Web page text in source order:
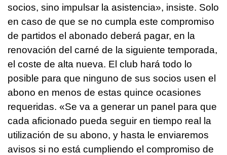
socios, sino impulsar la asistencia», insiste. Solo
en caso de que se no cumpla este compromiso
de partidos el abonado deberá pagar, en la
renovación del carné de la siguiente temporada,
el coste de alta nueva. El club hará todo lo
posible para que ninguno de sus socios usen el
abono en menos de estas quince ocasiones
requeridas. «Se va a generar un panel para que
cada aficionado pueda seguir en tiempo real la
utilización de su abono, y hasta le enviaremos
avisos si no está cumpliendo el compromiso de